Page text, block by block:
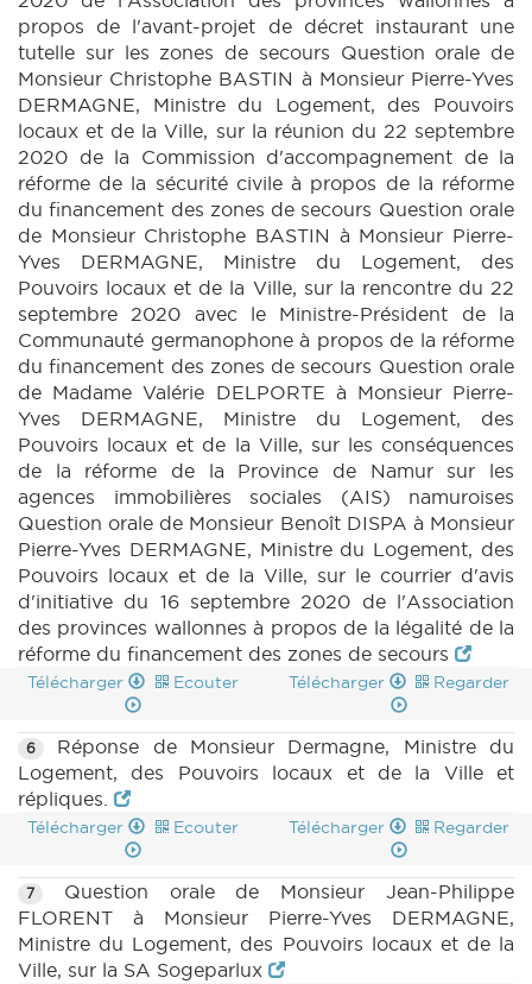
propos de l'avant-projet de décret instaurant une
tutelle sur les zones de secours Question orale de
Monsieur Christophe BASTIN à Monsieur Pierre-Yves
DERMAGNE, Ministre du Logement, des Pouvoirs
locaux et de la Ville, sur la réunion du 22 septembre
2020 de la Commission d'accompagnement de la
réforme de la sécurité civile à propos de la réforme
du financement des zones de secours Question orale
de Monsieur Christophe BASTIN à Monsieur Pierre-
Yves DERMAGNE, Ministre du Logement, des
Pouvoirs locaux et de la Ville, sur la rencontre du 22
septembre 2020 avec le Ministre-Président de la
Communauté germanophone à propos de la réforme
du financement des zones de secours Question orale
de Madame Valérie DELPORTE à Monsieur Pierre-
Yves DERMAGNE, Ministre du Logement, des
Pouvoirs locaux et de la Ville, sur les conséquences
de la réforme de la Province de Namur sur les
agences immobilières sociales (AIS) namuroises
Question orale de Monsieur Benoît DISPA à Monsieur
Pierre-Yves DERMAGNE, Ministre du Logement, des
Pouvoirs locaux et de la Ville, sur le courrier d'avis
d'initiative du 16 septembre 2020 de l'Association
des provinces wallonnes à propos de la légalité de la
réforme du financement des zones de secours
Télécharger Ecouter Télécharger Regarder
6
Réponse de Monsieur Dermagne, Ministre du
Logement, des Pouvoirs locaux et de la Ville et
répliques.
Télécharger Ecouter Télécharger Regarder
7
Question orale de Monsieur Jean-Philippe
FLORENT à Monsieur Pierre-Yves DERMAGNE,
Ministre du Logement, des Pouvoirs locaux et de la
Ville, sur la SA Sogeparlux